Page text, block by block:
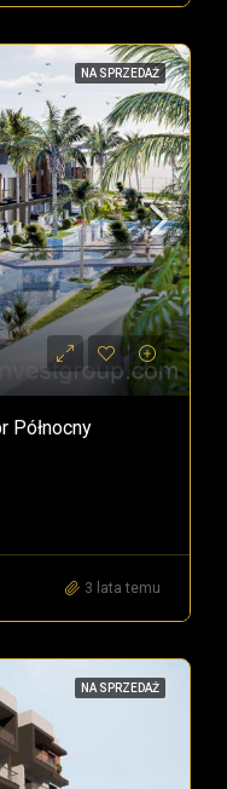
NA SPRZEDAŻ
Północny
3 lata temu
NA SPRZEDAŻ